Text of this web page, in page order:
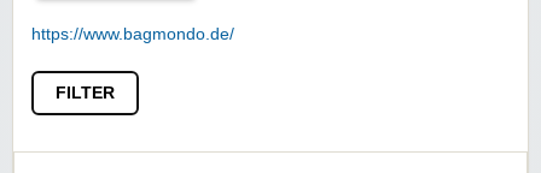
https://www.bagmondo.de/
FILTER